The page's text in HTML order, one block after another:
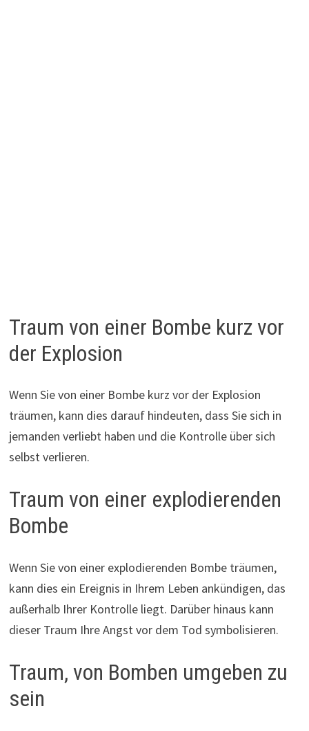
Traum von einer Bombe kurz vor
der Explosion
Wenn Sie von einer Bombe kurz vor der Explosion
träumen, kann dies darauf hindeuten, dass Sie sich in
jemanden verliebt haben und die Kontrolle über sich
selbst verlieren.
Traum von einer explodierenden
Bombe
Wenn Sie von einer explodierenden Bombe träumen,
kann dies ein Ereignis in Ihrem Leben ankündigen, das
außerhalb Ihrer Kontrolle liegt. Darüber hinaus kann
dieser Traum Ihre Angst vor dem Tod symbolisieren.
Traum, von Bomben umgeben zu
sein